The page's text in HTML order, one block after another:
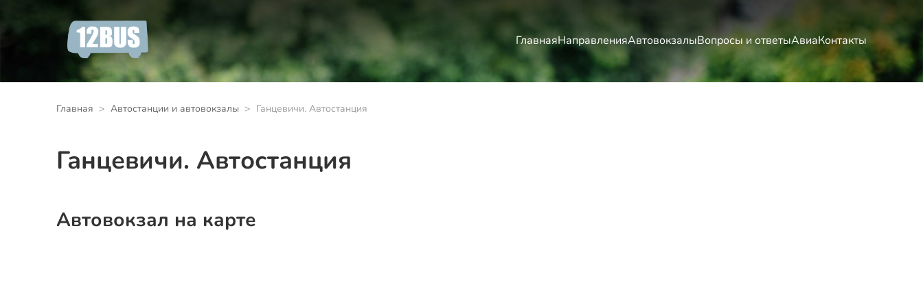
ГлавнаяНаправленияАвтовокзалыВопросы и ответыАвиаКонтакты
Главная Автостанции и автовокзалы Ганцевичи. Автостанция
Ганцевичи. Автостанция
Автовокзал на карте